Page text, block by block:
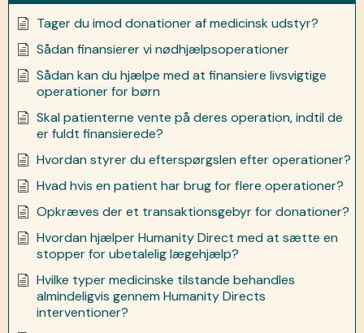
Tager du imod donationer af medicinsk udstyr?
Sådan finansierer vi nødhjælpsoperationer
Sådan kan du hjælpe med at finansiere livsvigtige
operationer for børn
Skal patienterne vente på deres operation, indtil de
er fuldt finansierede?
Hvordan styrer du efterspørgslen efter operationer?
Hvad hvis en patient har brug for flere operationer?
Opkræves der et transaktionsgebyr for donationer?
Hvordan hjælper Humanity Direct med at sætte en
stopper for ubetalelig lægehjælp?
Hvilke typer medicinske tilstande behandles
almindeligvis gennem Humanity Directs
interventioner?